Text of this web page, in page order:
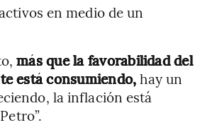
en medio de un
más que la favorabilidad del
está consumiendo,hay un
la inflación está